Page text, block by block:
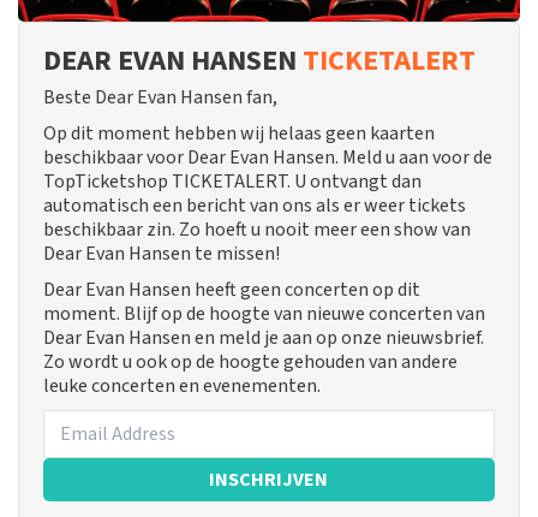
DEAR EVAN HANSEN TICKETALERT
Beste Dear Evan Hansen fan,
Op dit moment hebben wij helaas geen kaarten
beschikbaar voor Dear Evan Hansen. Meld u aan voor de
TopTicketshop TICKETALERT. U ontvangt dan
automatisch een bericht van ons als er weer tickets
beschikbaar zin. Zo hoeft u nooit meer een show van
Dear Evan Hansen te missen!
Dear Evan Hansen heeft geen concerten op dit
moment. Blijf op de hoogte van nieuwe concerten van
Dear Evan Hansen en meld je aan op onze nieuwsbrief.
Zo wordt u ook op de hoogte gehouden van andere
leuke concerten en evenementen.
INSCHRIJVEN